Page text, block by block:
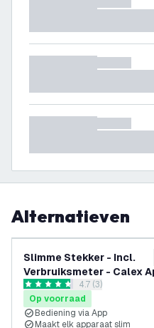
Alternatieven
Slimme Stekker - Incl.
Verbruiksmeter - Calex
- Zwart - WiFi / Smart
Stopcontact
reviews drawer
4.7 score sterren4.7 (3)
Op voorraad
Bediening via App
Maakt elk apparaat slim